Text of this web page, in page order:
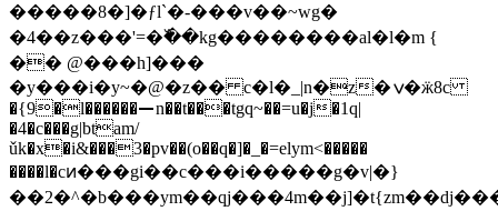
�����8�]�ƒl`�-���v��~wg�
�4��z���'=�߰��kg��������al�l�m {
�� @���h]���
�y���i�y~�@�z�� c�l�_|n�z�ݍ�ӝ8c
�{9�l������⚊n��t���tgq~��=u�j�1q|
�4�c���g|btam/
ǔk�x�i&���3�pv��(o��q�]�_�=elym<�����
����l�cͷ���gi��c���i�����g�v|�}